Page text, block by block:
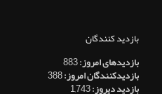
بازدید کنندگان
بازدیدهای امروز:883
بازدیدکنندگان امروز:388
بازدید دیروز:1,743